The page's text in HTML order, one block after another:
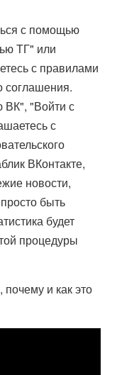
с помощью
ТГ" или
с правилами
соглашения.
ВК", "Войти с
с
ВКонтакте,
новости,
быть
будет
процедуры
и как это